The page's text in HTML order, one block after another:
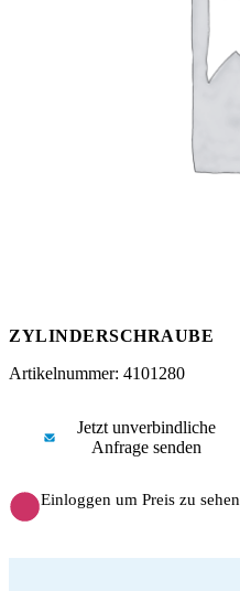
ZYLINDERSCHRAUBE
Artikelnummer: 4101280
Jetzt unverbindliche
Anfrage senden
Einloggen um Preis zu sehen